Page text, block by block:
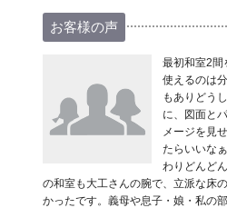
お客様の声
最初和室2間
使えるのは
もありどう
に、図面と
メージを見
たらいいな
わりどんど
の和室も大工さんの腕で、立派な床
かったです。義母や息子・娘・私の